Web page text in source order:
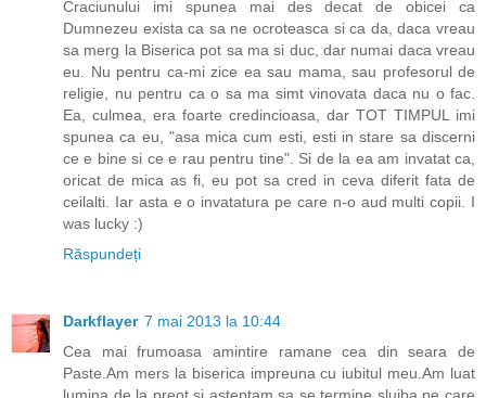
Craciunului imi spunea mai des decat de obicei ca
Dumnezeu exista ca sa ne ocroteasca si ca da, daca vreau
sa merg la Biserica pot sa ma si duc, dar numai daca vreau
eu. Nu pentru ca-mi zice ea sau mama, sau profesorul de
religie, nu pentru ca o sa ma simt vinovata daca nu o fac.
Ea, culmea, era foarte credincioasa, dar TOT TIMPUL imi
spunea ca eu, "asa mica cum esti, esti in stare sa discerni
ce e bine si ce e rau pentru tine". Si de la ea am invatat ca,
oricat de mica as fi, eu pot sa cred in ceva diferit fata de
ceilalti. Iar asta e o invatatura pe care n-o aud multi copii. I
was lucky :)
Răspundeți
Darkflayer 7 mai 2013 la 10:44
Cea mai frumoasa amintire ramane cea din seara de
Paste.Am mers la biserica impreuna cu iubitul meu.Am luat